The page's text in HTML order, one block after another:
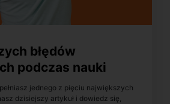
błędów
podczas nauki
jednego z pięciu największych
dzisiejszy artykuł i dowiedz się,